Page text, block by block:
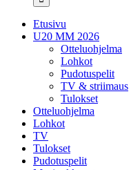
Etusivu
U20 MM 2026
Otteluohjelma
Lohkot
Pudotuspelit
TV & striimaus
Tulokset
Otteluohjelma
Lohkot
TV
Tulokset
Pudotuspelit